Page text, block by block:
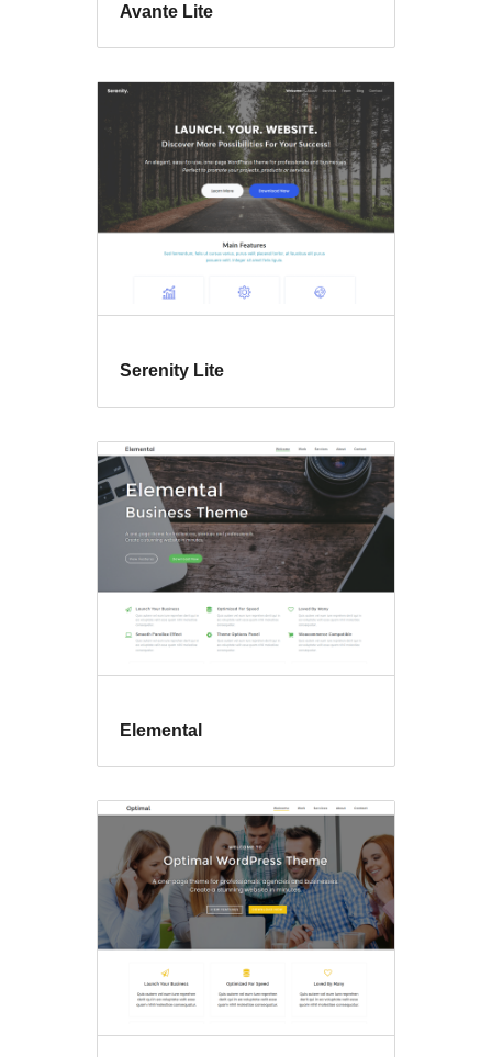
Avante Lite
Serenity Lite
Elemental